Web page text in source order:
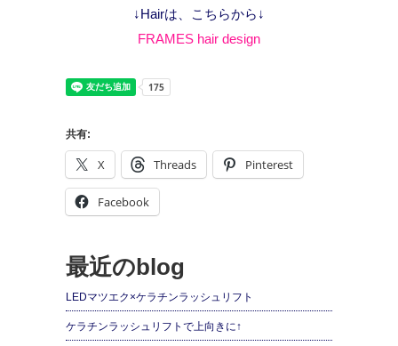
↓Hairは、こちらから↓
FRAMES hair design
共有:
X Threads Pinterest
Facebook
最近のblog
LEDマツエク×ケラチンラッシュリフト
ケラチンラッシュリフトで上向きに↑